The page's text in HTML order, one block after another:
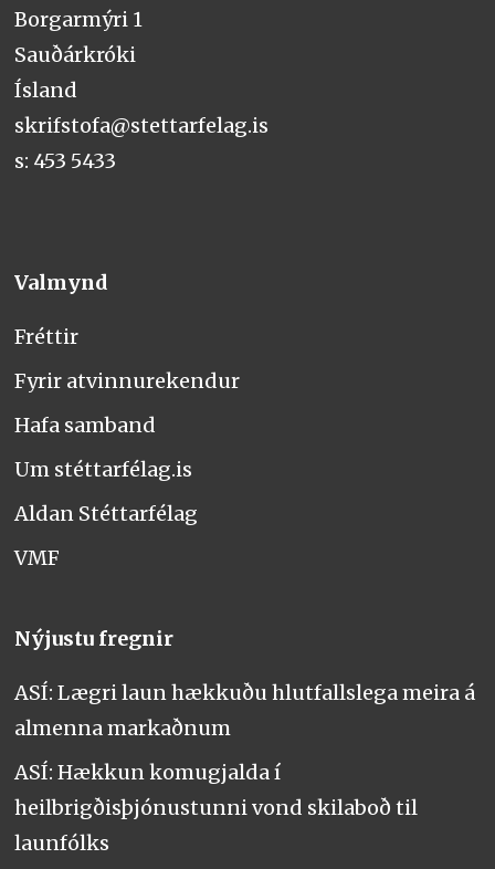
Borgarmýri 1
Sauðárkróki
Ísland
skrifstofa@stettarfelag.is
s: 453 5433
Valmynd
Fréttir
Fyrir atvinnurekendur
Hafa samband
Um stéttarfélag.is
Aldan Stéttarfélag
VMF
Nýjustu fregnir
ASÍ: Lægri laun hækkuðu hlutfallslega meira á
almenna markaðnum
ASÍ: Hækkun komugjalda í
heilbrigðisþjónustunni vond skilaboð til
launfólks